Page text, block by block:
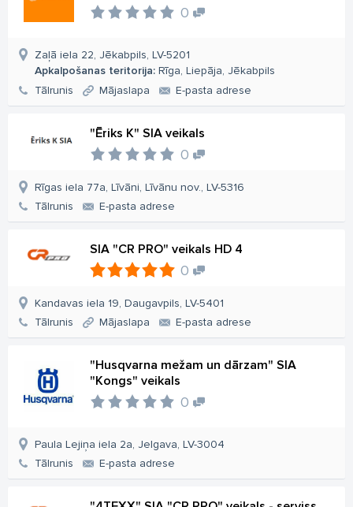
0
Zaļā iela 22, Jēkabpils, LV-5201
Apkalpošanas teritorija: Rīga, Liepāja, Jēkabpils
Tālrunis
Mājaslapa E-pasta adrese
"Ēriks K" SIA veikals
0
Rīgas iela 77a, Līvāni, Līvānu nov., LV-5316
Tālrunis
E-pasta adrese
SIA "CR PRO" veikals HD 4
0
Kandavas iela 19, Daugavpils, LV-5401
Tālrunis
Mājaslapa E-pasta adrese
"Husqvarna mežam un dārzam" SIA
"Kongs" veikals
0
Paula Lejiņa iela 2a, Jelgava, LV-3004
Tālrunis
E-pasta adrese